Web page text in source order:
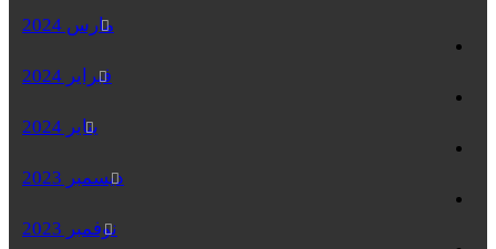
مارس 2024
فبراير 2024
يناير 2024
ديسمبر 2023
نوفمبر 2023